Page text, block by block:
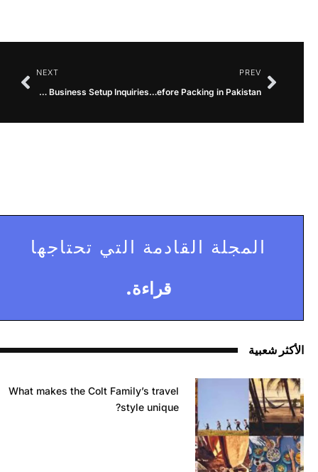
PREV
Safely Store Hosiery Before Packing in Pakistan
NEXT
Dubai Company Lists for Business Setup Inquiries
المجلة القادمة التي تحتاجها
قراءة.
الأكثر شعبية
What makes the Colt Family’s travel
style unique?